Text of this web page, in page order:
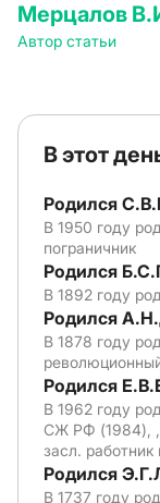
Мерцалов
Автор статьи
В этот
Родился
В 1950 году
пограничник
Родился
В 1892 году
Родился
В 1878 году
Родился
В 1962 году
СЖ РФ (1984), ,
засл.
Родился
В 1737 году